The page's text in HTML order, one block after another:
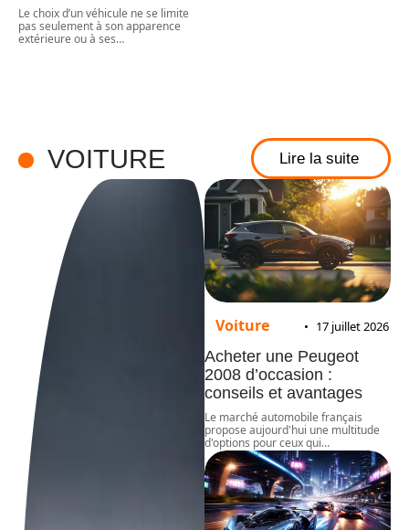
Le choix d’un véhicule ne se limite
pas seulement à son apparence
extérieure ou à ses…
VOITURE Lire la suite
Voiture 17 juillet 2026
Acheter une Peugeot
2008 d’occasion :
conseils et avantages
Le marché automobile français
propose aujourd'hui une multitude
d'options pour ceux qui…